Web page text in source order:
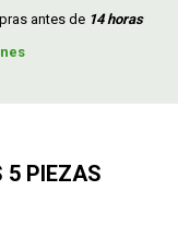
antes de 14 horas
5 PIEZAS